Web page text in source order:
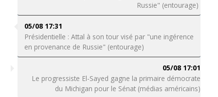
Russie" (entourage)
05/08 17:31
Présidentielle : Attal à son tour visé par "une ingérence
en provenance de Russie" (entourage)
05/08 17:01
Le progressiste El-Sayed gagne la primaire démocrate
du Michigan pour le Sénat (médias américains)